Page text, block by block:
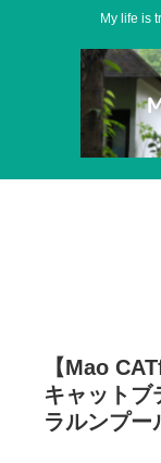
My life is
【Mao
キャットブ
ラルンプー